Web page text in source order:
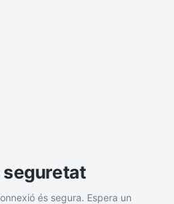
és segura. Espera un